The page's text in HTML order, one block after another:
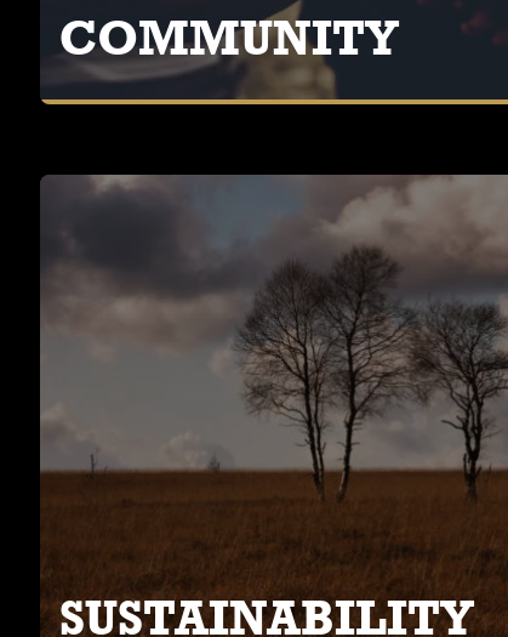
COMMUNITY
SUSTAINABILITY